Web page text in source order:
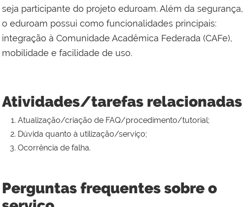
seja participante do projeto eduroam. Além da segurança,
o eduroam possui como funcionalidades principais:
integração à Comunidade Acadêmica Federada (CAFe),
mobilidade e facilidade de uso.
Atividades/tarefas relacionadas
Atualização/criação de FAQ/procedimento/tutorial;
Dúvida quanto à utilização/serviço;
Ocorrência de falha.
Perguntas frequentes sobre o